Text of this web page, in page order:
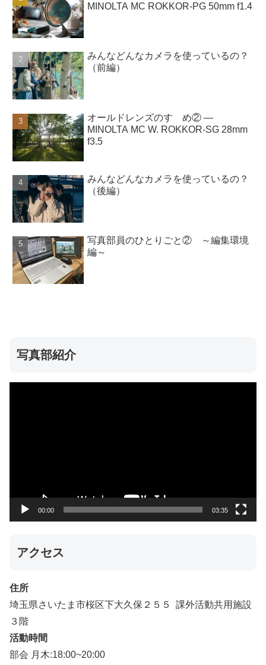
MINOLTA MC ROKKOR-PG 50mm f1.4
みんなどんなカメラを使っているの？
（前編）
オールドレンズのすゝめ② ―
MINOLTA MC W. ROKKOR-SG 28mm
f3.5
みんなどんなカメラを使っているの？
（後編）
写真部員のひとりごと② ～編集環境
編～
写真部紹介
00:00 03:35
アクセス
住所
埼玉県さいたま市桜区下大久保２５５ 課外活動共用施設
３階
活動時間
部会 月木:18:00~20:00